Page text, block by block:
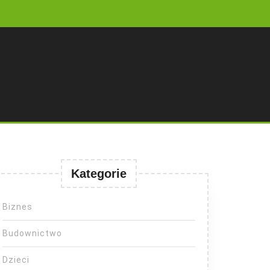
Kategorie
Biznes
Budownictwo
Dzieci